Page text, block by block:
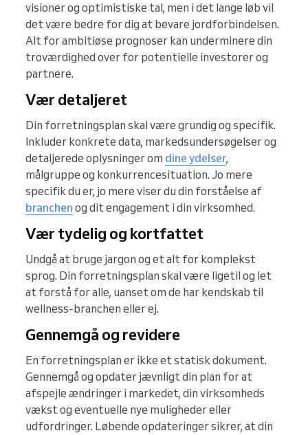
visioner og optimistiske tal, men i det lange løb vil
det være bedre for dig at bevare jordforbindelsen.
Alt for ambitiøse prognoser kan underminere din
troværdighed over for potentielle investorer og
partnere.
Vær detaljeret
Din forretningsplan skal være grundig og specifik.
Inkluder konkrete data, markedsundersøgelser og
detaljerede oplysninger om dine ydelser,
målgruppe og konkurrencesituation. Jo mere
specifik du er, jo mere viser du din forståelse af
branchen og dit engagement i din virksomhed.
Vær tydelig og kortfattet
Undgå at bruge jargon og et alt for komplekst
sprog. Din forretningsplan skal være ligetil og let
at forstå for alle, uanset om de har kendskab til
wellness-branchen eller ej.
Gennemgå og revidere
En forretningsplan er ikke et statisk dokument.
Gennemgå og opdater jævnligt din plan for at
afspejle ændringer i markedet, din virksomheds
vækst og eventuelle nye muligheder eller
udfordringer. Løbende opdateringer sikrer, at din